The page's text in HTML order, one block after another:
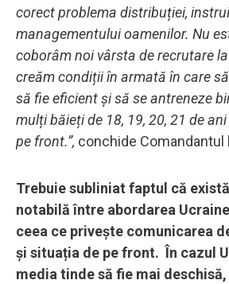
corect problema distribuției,
managementului oamenilor. Nu
coborâm noi vârsta de recrutare
creăm condiții în armată în care
să fie eficient și să se antreneze
mulți băieți de 18, 19, 20, 21 de
pe front.”, conchide Comandantul
Trebuie subliniat faptul că
notabilă între abordarea
ceea ce privește comunicarea
și situația de pe front. În cazul
media tinde să fie mai